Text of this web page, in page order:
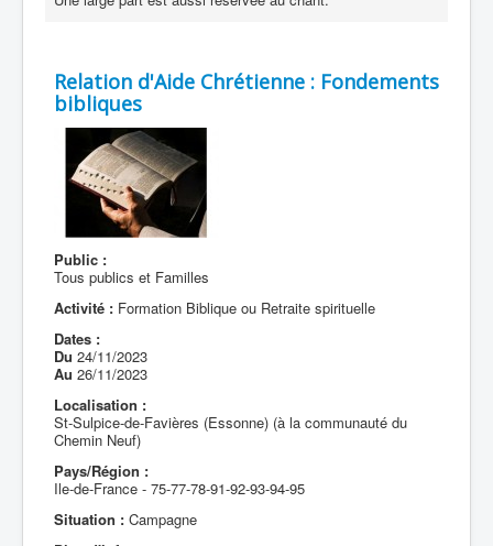
Relation d'Aide Chrétienne : Fondements
bibliques
Public :
Tous publics et Familles
Activité : Formation Biblique ou Retraite spirituelle
Dates :
Du 24/11/2023
Au 26/11/2023
Localisation :
St-Sulpice-de-Favières (Essonne) (à la communauté du
Chemin Neuf)
Pays/Région :
Ile-de-France - 75-77-78-91-92-93-94-95
Situation : Campagne